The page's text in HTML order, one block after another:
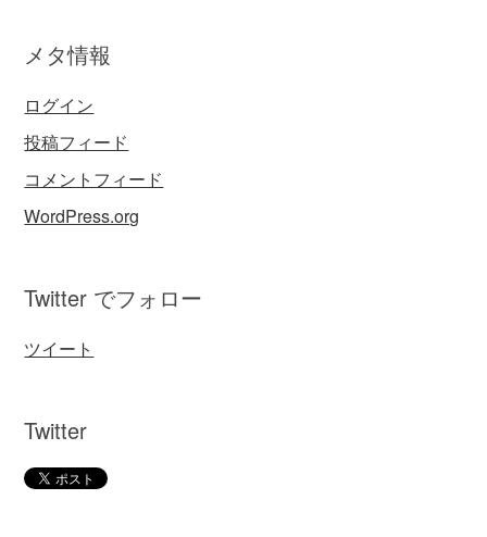
メタ情報
ログイン
投稿フィード
コメントフィード
WordPress.org
Twitter でフォロー
ツイート
Twitter